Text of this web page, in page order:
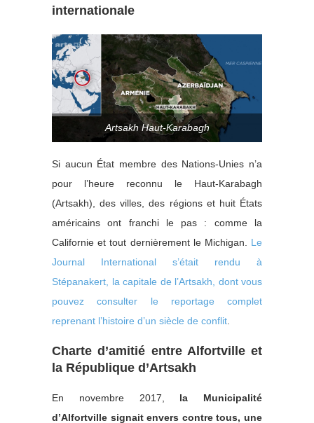
internationale
Artsakh Haut-Karabagh
Si aucun État membre des Nations-Unies n’a
pour l’heure reconnu le Haut-Karabagh
(Artsakh), des villes, des régions et huit États
américains ont franchi le pas : comme la
Californie et tout dernièrement le Michigan. Le
Journal International s’était rendu à
Stépanakert, la capitale de l’Artsakh, dont vous
pouvez consulter le reportage complet
reprenant l’histoire d’un siècle de conflit
Charte d’amitié entre Alfortville et
la République d’Artsakh
En novembre 2017, la Municipalité
d’Alfortville signait envers contre tous, une